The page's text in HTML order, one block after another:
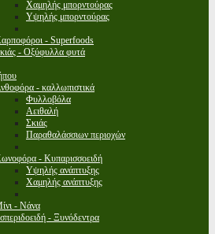
Χαμηλής μπορντούρας
Υψηλής μπορντούρας
- Superfoods
- Οξύφυλλα φυτά
- καλλωπιστικά
Φυλλοβόλα
Αειθαλή
Σκιάς
Παραθαλάσσιων περιοχών
- Κυπαρισσοειδή
Υψηλής ανάπτυξης
Χαμηλής ανάπτυξης
- Νάνα
- Ξυνόδεντρα